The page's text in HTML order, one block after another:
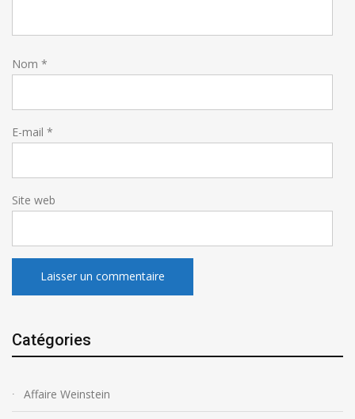
Nom *
E-mail *
Site web
Catégories
Affaire Weinstein